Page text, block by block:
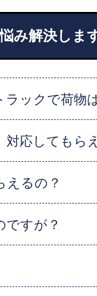
み解決しま
ラックで荷物
対応してもら
えるの？
ですが？